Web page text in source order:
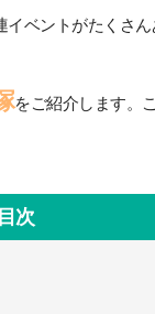
ベントがたくさん
をご紹介します。
目次